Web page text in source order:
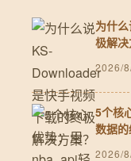
为什
极解决
2026/
5个核
数据
2026/